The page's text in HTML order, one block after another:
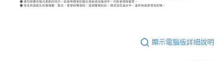
顯示電腦版詳細說明